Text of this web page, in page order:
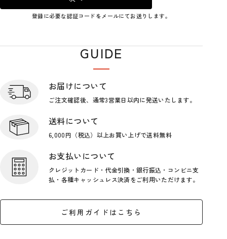
登録に必要な認証コードをメールにてお送りします。
GUIDE
お届けについて
ご注文確認後、通常3営業日以内に発送いたします。
送料について
6,000円（税込）以上お買い上げで送料無料
お支払いについて
クレジットカード・代金引換・銀行振込・コンビニ支
払・各種キャッシュレス決済をご利用いただけます。
ご利用ガイドはこちら